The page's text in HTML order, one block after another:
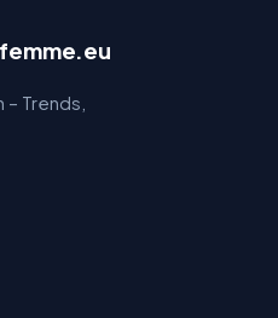
Trends,